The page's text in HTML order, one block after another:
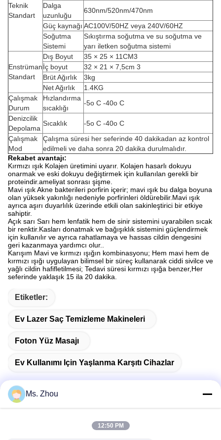
Teknik
Standart
Dalga
uzunluğu
630nm/520nm/470nm
Güç kaynağı AC100V/50HZ veya 240V/60HZ
Soğutma
Sistemi
Sıkıştırma soğutma ve su soğutma ve
yarı iletken soğutma sistemi
Enstrüman
Standart
Dış Boyut
35 × 25 × 11CM3
İç boyut
32 × 21 × 7,5cm 3
Brüt Ağırlık
3kg
Net Ağırlık
1.4KG
Çalışmak
Durum
Hızlandırma
sıcaklığı
-5o C -40o C
Denizcilik
Depolama
Sıcaklık
-5o C -40o C
Çalışmak
Mod
Çalışma süresi her seferinde 40 dakikadan az kontrol
edilmeli ve daha sonra 20 dakika durulmalıdır.
Rekabet avantajı:
Kırmızı ışık Kolajen üretimini uyarır. Kolajen hasarlı dokuyu
onarmak ve eski dokuyu değiştirmek için kullanılan gerekli bir
proteindir.ameliyat sonrası şişme.
Mavi ışık Akne bakterileri porfirin içerir; mavi ışık bu dalga boyuna
olan yüksek yakınlığı nedeniyle porfirinleri öldürebilir.Mavi ışık
ayrıca aşırı duyarlılık üzerinde etkili olan sakinleştirici bir etkiye
sahiptir.
Açık sarı Sarı hem lenfatik hem de sinir sistemini uyarabilen sıcak
bir renktir.Kasları donatmak ve bağışıklık sistemini güçlendirmek
için kullanılır ve ayrıca rahatlamaya ve hassas cildin dengesini
geri kazanmaya yardımcı olur..
Karışım Mavi ve kırmızı ışığın kombinasyonu; Hem mavi hem de
kırmızı ışığı uygulayan bilimsel bir süreç kullanarak ciddi sivilce ve
yağlı cildin hafifletilmesi; Tedavi süresi kırmızı ışığa benzer,Her
seferinde yaklaşık 15 ila 20 dakika.
Etiketler:
Ev Lazer Saç Temizleme Makineleri
Foton Yüz Masajı
Ev Kullanımı Için Yaşlanma Karşıtı Cihazlar
Ms. Zhou
12:50 PM